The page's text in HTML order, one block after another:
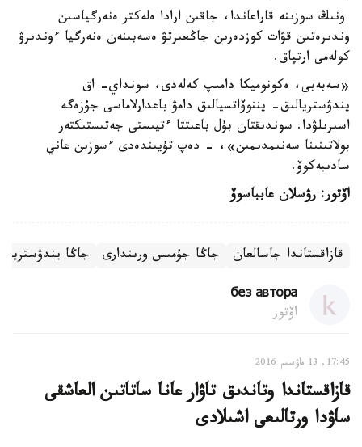
ونىڭ سوزىنە قاراعاندا، جاقىن ارادا ەلەكتر ەنەرگياسىن
وندىرەتىن قۋات كوزدەرىن جاڭعىرتۋ ەسەبىنەن ەنەرگيا ءوندىرۋ
كولەمى ارتپاق.
«سەبەبى، ەكونوميكا دامىپ كەلەدى، سونداي- اق
يندۋستريالىق- يننوۆاتسيالىق دامۋ باعدارلاماسى جۇزەگە
اسىرىلۋدا. سوندىقتان بۇل باعىتتا ءتيىستى جەتىستىكتەر
بولاتىنىنا سەنىمدىمىن»، - دەپ تۇيىندەدى ءسوزىن عاني
سادىبەكوۆ.
اۆتور: رۋسلان عابباسوۆ
قازاقستاندا جاسالعان جاڭا جۇمىس ورىندارى جاڭا
без автора
اۆتور
17:45, 13 ماۋسىم 2016
قازاقستاندا وتاندىق تاۋار عانا ساتاتىن العاشقى
ساۋدا ورتالىعى اشىلادى